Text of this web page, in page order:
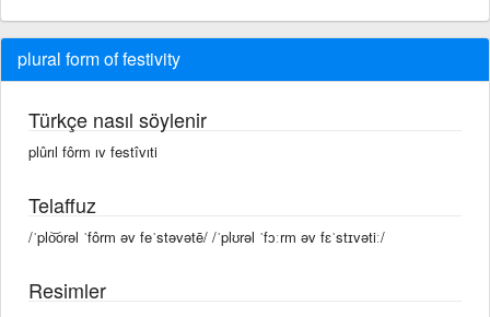
plural form of festivity
Türkçe nasıl söylenir
plûrıl fôrm ıv festîvıti
Telaffuz
/ˈplo͝orəl ˈfôrm əv feˈstəvətē/ /ˈplʊrəl ˈfɔːrm əv fɛˈstɪvətiː/
Resimler